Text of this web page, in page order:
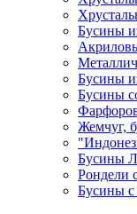
Бусины
Бусины
Бусины
Жемчуг,
Бусины
Рондели
Бусины с